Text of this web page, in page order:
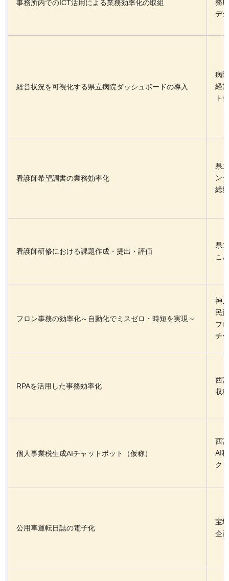
事務所内でのICT活用による業務効率化の取組
務所
デ
経営状況を可視化する県立病院ダッシュボードの導入
病
経
ト
看護師希望調書の業務効率化
県
ン
総
看護師研修における課題作成・提出・評価
県
こ
フロン事務の効率化～自動化でミスゼロ・時短を実現～
神
民
フ
チ
RPAを活用した事務効率化
西
収
個人事業税生成AIチャットボット（仮称）
西
AI
ク
公用車運転日誌の電子化
宝
企